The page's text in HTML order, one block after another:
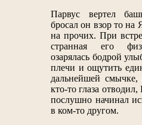
Парвус вертел
бросал он взор то
на прочих. При
странная его
озарялась бодрой
плечи и ощутить
дальнейшей
кто-то глаза
послушно начинал
в ком-то другом.